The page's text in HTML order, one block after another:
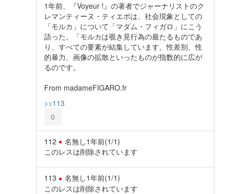
1年前、『Voyeur !』の著者でジャーナリストのク
レマンティーヌ・ティエボは、社会現象としての
「モルカ」について「マダム・フィガロ」にこう
語った。「モルカは覗き見行為の最たるものであ
り、すべての要素が結集しています。性差別、性
的暴力、画像の拡散といったものが指数的に広が
るのです。
From madameFIGARO.fr
>>113
0
112 名無し1年前(1/1)
このレスは削除されています
113 名無し1年前(1/1)
このレスは削除されています